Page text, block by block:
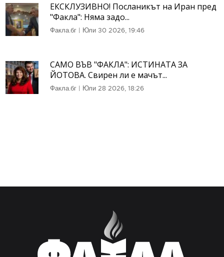
ЕКСКЛУЗИВНО! Посланикът на Иран пред
"Факла": Няма задо...
Факла.бг | Юли 30 2026, 19:46
САМО ВЪВ "ФАКЛА": ИСТИНАТА ЗА
ЙОТОВА. Свирен ли е мачът...
Факла.бг | Юли 28 2026, 18:26